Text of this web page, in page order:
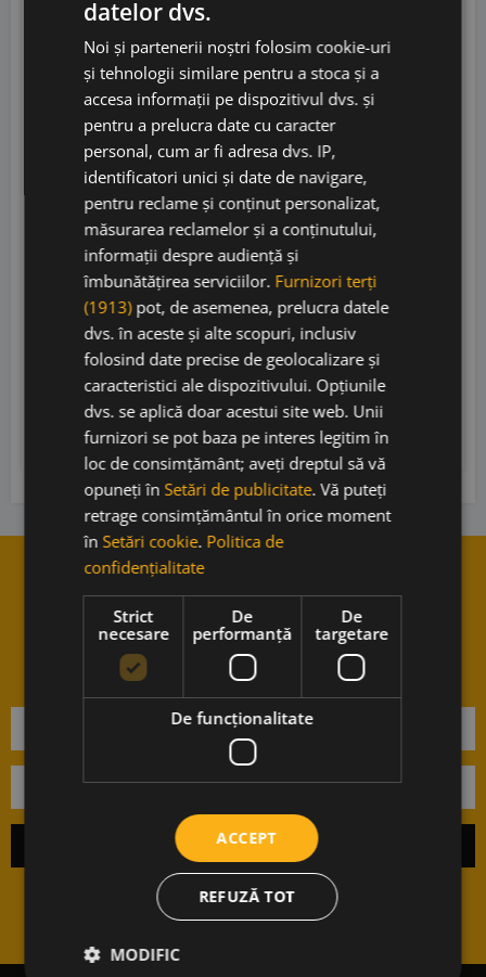
Thörle Riesling Kabinett 2024 Eco
Weingut Thörle• Germania• Prädikatsweine
9.5%
73,00lei
Adaugă în coș
Vrei sa stii cand avem noutati?
Aboneaza-te la newsletter-ul
nostru.
datelor dvs.
Noi și partenerii noștri folosim cookie-uri
și tehnologii similare pentru a stoca și a
accesa informații pe dispozitivul dvs. și
pentru a prelucra date cu caracter
personal, cum ar fi adresa dvs. IP,
identificatori unici și date de navigare,
pentru reclame și conținut personalizat,
măsurarea reclamelor și a conținutului,
informații despre audiență și
îmbunătățirea serviciilor. Furnizori terți
(1913)pot, de asemenea, prelucra datele
dvs. în aceste și alte scopuri, inclusiv
folosind date precise de geolocalizare și
caracteristici ale dispozitivului. Opțiunile
dvs. se aplică doar acestui site web. Unii
furnizori se pot baza pe interes legitim în
loc de consimțământ; aveți dreptul să vă
opuneți în Setări de publicitate. Vă puteți
retrage consimțământul în orice moment
în Setări cookie. Politica de
confidențialitate
Strict
necesare
De
performanță
De
targetare
De funcţionalitate
ACCEPT
REFUZĂ TOT
MODIFIC